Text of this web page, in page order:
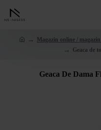
Magazin online /
Geaca de
Geaca De Dama